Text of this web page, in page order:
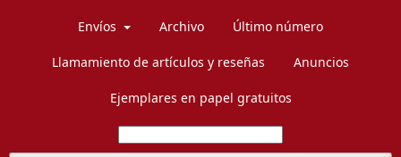
Envíos Archivo Último número
Llamamiento de artículos y reseñas Anuncios
Ejemplares en papel gratuitos